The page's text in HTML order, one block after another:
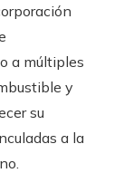
a múltiples
y
su
a la